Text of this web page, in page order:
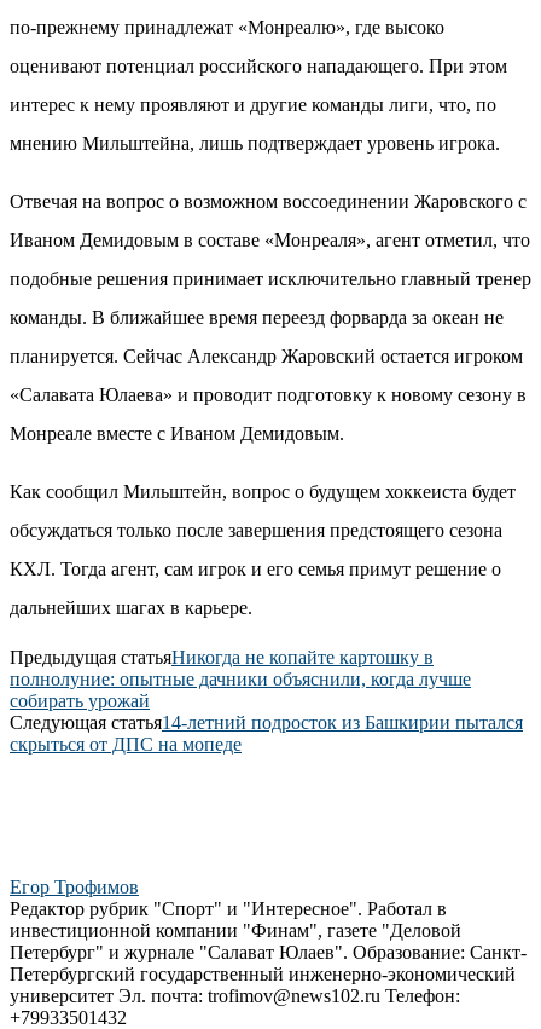
по-прежнему принадлежат «Монреалю», где высоко
оценивают потенциал российского нападающего. При этом
интерес к нему проявляют и другие команды лиги, что, по
мнению Мильштейна, лишь подтверждает уровень игрока.
Отвечая на вопрос о возможном воссоединении Жаровского с
Иваном Демидовым в составе «Монреаля», агент отметил, что
подобные решения принимает исключительно главный тренер
команды. В ближайшее время переезд форварда за океан не
планируется. Сейчас Александр Жаровский остается игроком
«Салавата Юлаева» и проводит подготовку к новому сезону в
Монреале вместе с Иваном Демидовым.
Как сообщил Мильштейн, вопрос о будущем хоккеиста будет
обсуждаться только после завершения предстоящего сезона
КХЛ. Тогда агент, сам игрок и его семья примут решение о
дальнейших шагах в карьере.
Предыдущая статьяНикогда не копайте картошку в
полнолуние: опытные дачники объяснили, когда лучше
собирать урожай
Следующая статья14-летний подросток из Башкирии пытался
скрыться от ДПС на мопеде
Егор Трофимов
Редактор рубрик "Спорт" и "Интересное". Работал в
инвестиционной компании "Финам", газете "Деловой
Петербург" и журнале "Салават Юлаев". Образование: Санкт-
Петербургский государственный инженерно-экономический
университет Эл. почта: trofimov@news102.ru Телефон:
+79933501432